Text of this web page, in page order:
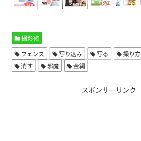
撮影術
フェンス
写り込み 写る 撮り方
消す
邪魔 金網
スポンサーリンク